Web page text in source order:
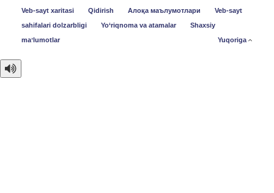
Veb-sayt xaritasi Qidirish Алоқа маълумотлари
Veb-sayt
sahifalari dolzarbligi
Yo‘riqnoma va atamalar
Shaxsiy
maʼlumotlar
Yuqoriga